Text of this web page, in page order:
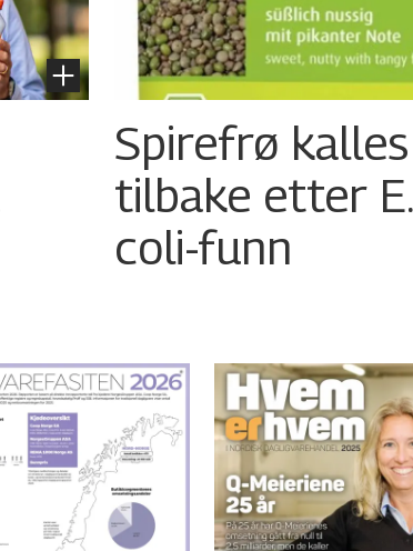
Spirefrø kalles
tilbake etter E.
coli-funn